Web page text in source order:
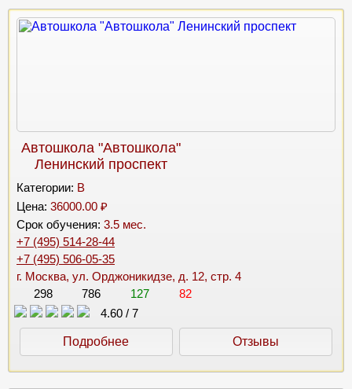
Автошкола "Автошкола"
Ленинский проспект
Категории: B
Цена: 36000.00 ₽
Срок обучения: 3.5 мес.
+7 (495) 514-28-44
+7 (495) 506-05-35
г. Москва, ул. Орджоникидзе, д. 12, стр. 4
298
786 127
82
4.60 / 7
Подробнее Отзывы